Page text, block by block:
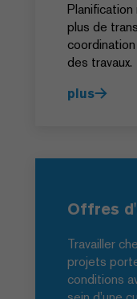
plus de
des travaux.
plus
Offres
Travailler
projets
conditions